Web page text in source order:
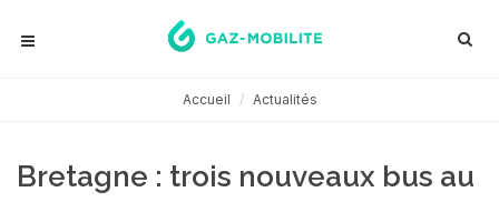
Accueil Actualités
Bretagne : trois nouveaux bus au